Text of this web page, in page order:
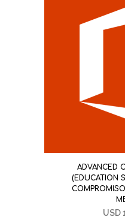
ADVANCED
(EDUCATION
USD